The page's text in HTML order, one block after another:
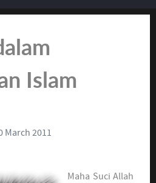
Islam
March 2011
Maha Suci Allah